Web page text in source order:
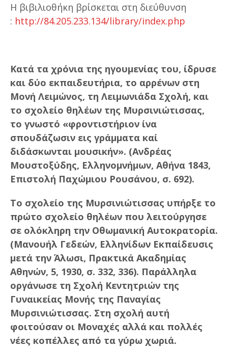
Η βιβιλιοθήκη βρίσκεται στη διεύθυνση
: http://84.205.233.134/library/index.php
Κατά τα χρόνια της ηγουμενίας του, ίδρυσε
και δύο εκπαιδευτήρια, το αρρένων στη
Μονή Λειμώνος, τη Λειμωνιάδα Σχολή, και
το σχολείο θηλέων της Μυρσινιώτισσας,
το γνωστό «φροντιστήριον ίνα
σπουδάζωσιν εις γράμματα καί
διδάσκωνται μουσικήν». (Ανδρέας
Μουστοξύδης, Ελληνομνήμων, Αθήνα 1843,
Επιστολή Παχώμιου Ρουσάνου, σ. 692).
Το σχολείο της Μυρσινιώτισσας υπήρξε το
πρώτο σχολείο θηλέων που λειτούργησε
σε ολόκληρη την Οθωμανική Αυτοκρατορία.
(Μανουήλ Γεδεών, Ελληνίδων Εκπαίδευσις
μετά την Άλωσι, Πρακτικά Ακαδημίας
Αθηνών, 5, 1930, σ. 332, 336). Παράλληλα
οργάνωσε τη Σχολή Κεντητριών της
Γυναικείας Μονής της Παναγίας
Μυρσινιώτισσας. Στη σχολή αυτή
φοιτούσαν οι Μοναχές αλλά και πολλές
νέες κοπέλλες από τα γύρω χωριά.